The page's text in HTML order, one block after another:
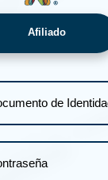
Afiliado